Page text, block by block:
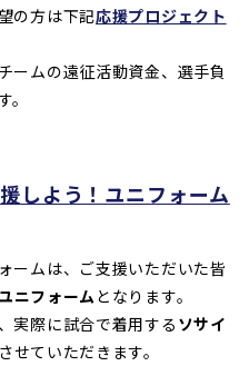
の方は下記応援プロジェクト
ームの遠征活動資金、選手負
しよう！ユニフォーム
ームは、ご支援いただいた皆
ニフォーム となります。
実際に試合で着用する ソサイ
させていただきます。